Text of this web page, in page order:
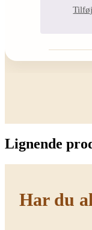
Lignende
Har du